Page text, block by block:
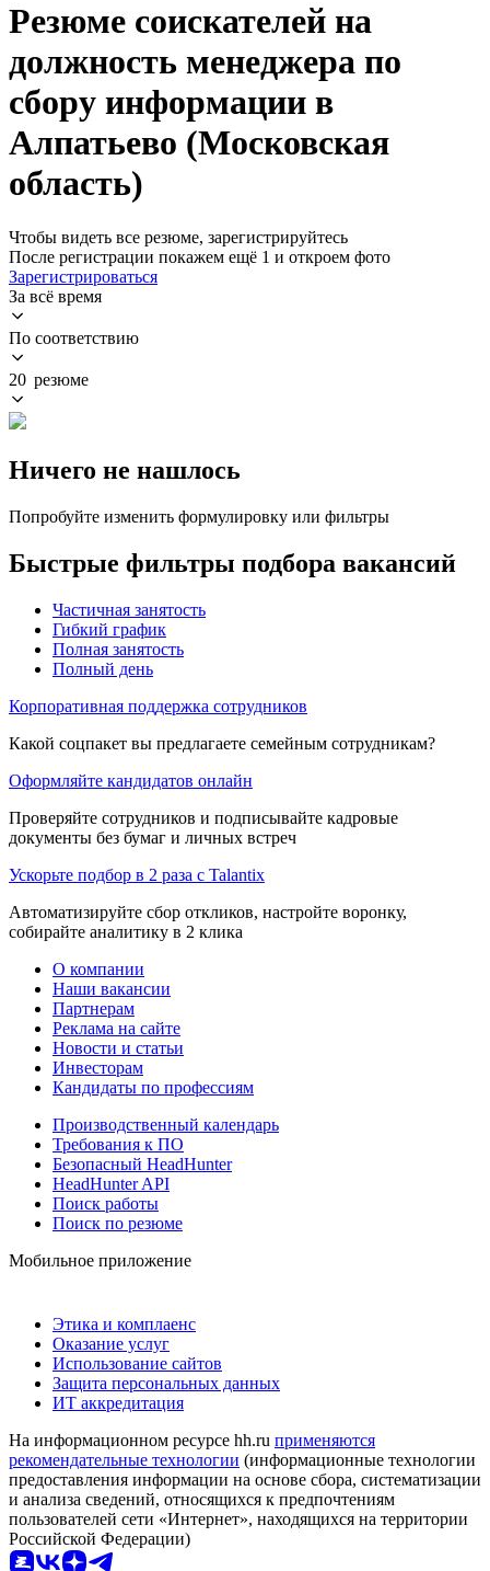
Резюме соискателей на
должность менеджера по
сбору информации в
Алпатьево (Московская
область)
Чтобы видеть все резюме, зарегистрируйтесь
После регистрации покажем ещё 1 и откроем фото
Зарегистрироваться
За всё время
По соответствию
20 резюме
Ничего не нашлось
Попробуйте изменить формулировку или фильтры
Быстрые фильтры подбора вакансий
Частичная занятость
Гибкий график
Полная занятость
Полный день
Корпоративная поддержка сотрудников
Какой соцпакет вы предлагаете семейным сотрудникам?
Оформляйте кандидатов онлайн
Проверяйте сотрудников и подписывайте кадровые
документы без бумаг и личных встреч
Ускорьте подбор в 2 раза с Talantix
Автоматизируйте сбор откликов, настройте воронку,
собирайте аналитику в 2 клика
О компании
Наши вакансии
Партнерам
Реклама на сайте
Новости и статьи
Инвесторам
Кандидаты по профессиям
Производственный календарь
Требования к ПО
Безопасный HeadHunter
HeadHunter API
Поиск работы
Поиск по резюме
Мобильное приложение
Этика и комплаенс
Оказание услуг
Использование сайтов
Защита персональных данных
ИТ аккредитация
На информационном ресурсе hh.ru применяются
рекомендательные технологии (информационные технологии
предоставления информации на основе сбора, систематизации
и анализа сведений, относящихся к предпочтениям
пользователей сети «Интернет», находящихся на территории
Российской Федерации)